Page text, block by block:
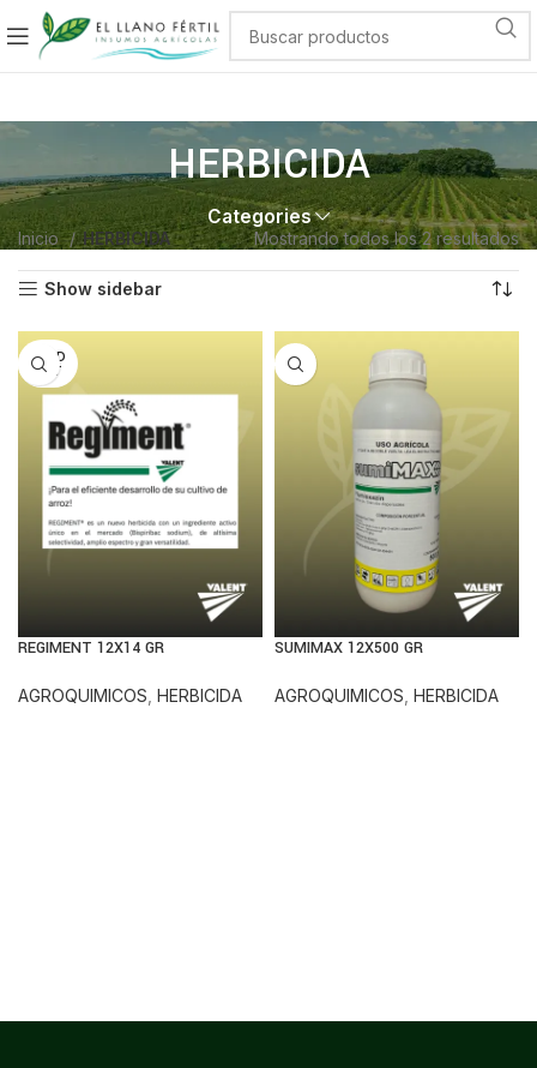
HERBICIDA
Categories
Inicio HERBICIDA Mostrando todos los 2 resultados
Show sidebar
SOLD
OUT
REGIMENT 12X14 GR
AGROQUIMICOS HERBICIDA
SUMIMAX 12X500 GR
AGROQUIMICOS HERBICIDA